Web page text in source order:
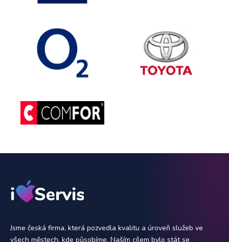
Jsme česká firma, která pozvedla kvalitu a úroveň služeb ve
všech městech, kde působíme. Naším cílem bylo stát se